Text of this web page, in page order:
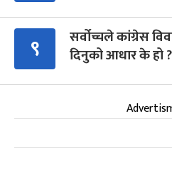
९
सर्वोच्चले कांग्रेस
दिनुको आधार के हो ?